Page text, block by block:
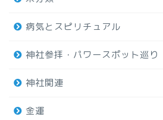
病気とスピリチュアル
神社参拝・パワースポット巡り
神社関連
金運